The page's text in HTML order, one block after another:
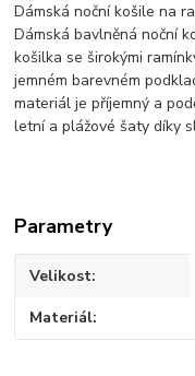
Dámská noční košile na
Dámská bavlněná noční
košilka se širokými
jemném barevném
materiál je příjemný a
letní a plážové šaty díky
Parametry
Velikost
Materiál